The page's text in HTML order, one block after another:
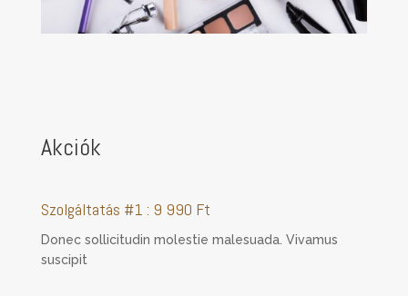
Akciók
Szolgáltatás #1 : 9 990 Ft
Donec sollicitudin molestie malesuada. Vivamus
suscipit